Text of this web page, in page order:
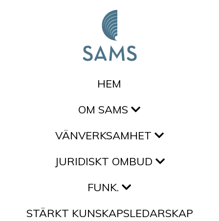
HEM
OM SAMS
VÄNVERKSAMHET
JURIDISKT OMBUD
FUNK.
STÄRKT KUNSKAPSLEDARSKAP